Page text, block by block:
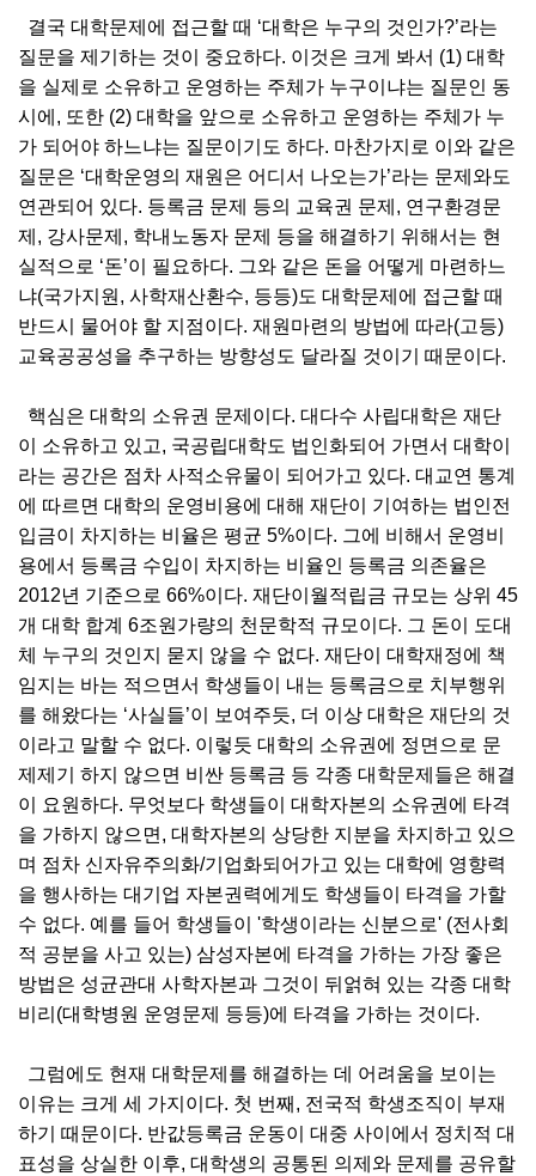
결국 대학문제에 접근할 때 ‘대학은 누구의 것인가?’라는
질문을 제기하는 것이 중요하다. 이것은 크게 봐서 (1) 대학
을 실제로 소유하고 운영하는 주체가 누구이냐는 질문인 동
시에, 또한 (2) 대학을 앞으로 소유하고 운영하는 주체가 누
가 되어야 하느냐는 질문이기도 하다. 마찬가지로 이와 같은
질문은 ‘대학운영의 재원은 어디서 나오는가’라는 문제와도
연관되어 있다. 등록금 문제 등의 교육권 문제, 연구환경문
제, 강사문제, 학내노동자 문제 등을 해결하기 위해서는 현
실적으로 ‘돈’이 필요하다. 그와 같은 돈을 어떻게 마련하느
냐(국가지원, 사학재산환수, 등등)도 대학문제에 접근할 때
반드시 물어야 할 지점이다. 재원마련의 방법에 따라(고등)
교육공공성을 추구하는 방향성도 달라질 것이기 때문이다.
핵심은 대학의 소유권 문제이다. 대다수 사립대학은 재단
이 소유하고 있고, 국공립대학도 법인화되어 가면서 대학이
라는 공간은 점차 사적소유물이 되어가고 있다. 대교연 통계
에 따르면 대학의 운영비용에 대해 재단이 기여하는 법인전
입금이 차지하는 비율은 평균 5%이다. 그에 비해서 운영비
용에서 등록금 수입이 차지하는 비율인 등록금 의존율은
2012년 기준으로 66%이다. 재단이월적립금 규모는 상위 45
개 대학 합계 6조원가량의 천문학적 규모이다. 그 돈이 도대
체 누구의 것인지 묻지 않을 수 없다. 재단이 대학재정에 책
임지는 바는 적으면서 학생들이 내는 등록금으로 치부행위
를 해왔다는 ‘사실들’이 보여주듯, 더 이상 대학은 재단의 것
이라고 말할 수 없다. 이렇듯 대학의 소유권에 정면으로 문
제제기 하지 않으면 비싼 등록금 등 각종 대학문제들은 해결
이 요원하다. 무엇보다 학생들이 대학자본의 소유권에 타격
을 가하지 않으면, 대학자본의 상당한 지분을 차지하고 있으
며 점차 신자유주의화/기업화되어가고 있는 대학에 영향력
을 행사하는 대기업 자본권력에게도 학생들이 타격을 가할
수 없다. 예를 들어 학생들이 '학생이라는 신분으로' (전사회
적 공분을 사고 있는) 삼성자본에 타격을 가하는 가장 좋은
방법은 성균관대 사학자본과 그것이 뒤얽혀 있는 각종 대학
비리(대학병원 운영문제 등등)에 타격을 가하는 것이다.
그럼에도 현재 대학문제를 해결하는 데 어려움을 보이는
이유는 크게 세 가지이다. 첫 번째, 전국적 학생조직이 부재
하기 때문이다. 반값등록금 운동이 대중 사이에서 정치적 대
표성을 상실한 이후, 대학생의 공통된 의제와 문제를 공유할